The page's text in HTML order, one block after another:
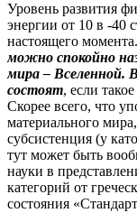
Уровень развития
энергии от 10 в -40
настоящего
можно спокойно
мира – Вселенной.
состоят, если
Скорее всего, что
материального
субсистенция (у
тут может быть
науки в
категорий от
состояния